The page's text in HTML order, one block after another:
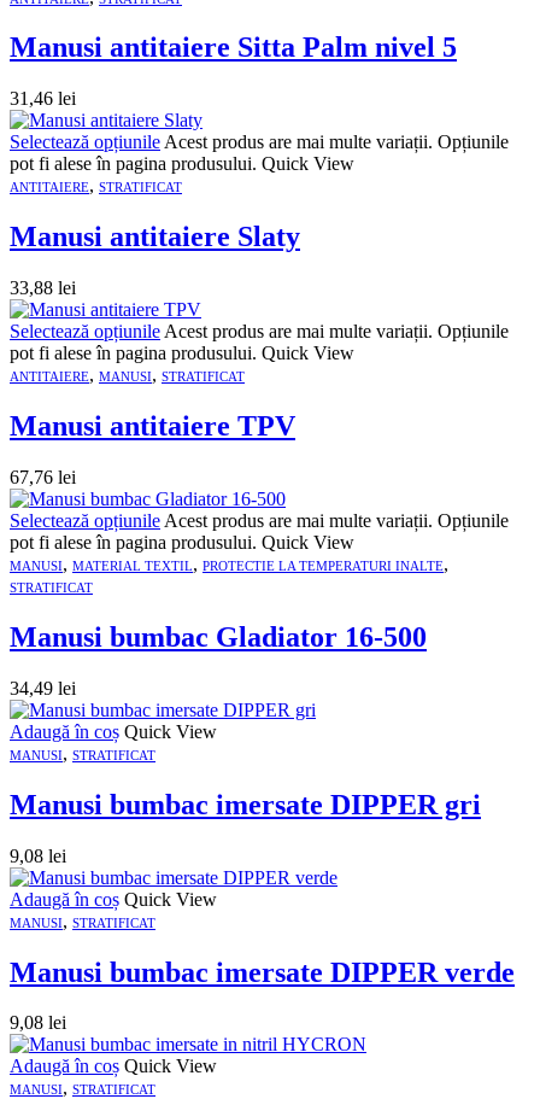
Manusi antitaiere Sitta Palm nivel 5
31,46 lei
Selectează opțiunile Acest produs are mai multe variații. Opțiunile
pot fi alese în pagina produsului. Quick View
ANTITAIERE, STRATIFICAT
Manusi antitaiere Slaty
33,88 lei
Selectează opțiunile Acest produs are mai multe variații. Opțiunile
pot fi alese în pagina produsului. Quick View
ANTITAIERE, MANUSI, STRATIFICAT
Manusi antitaiere TPV
67,76 lei
Selectează opțiunile Acest produs are mai multe variații. Opțiunile
pot fi alese în pagina produsului. Quick View
MANUSI, MATERIAL TEXTIL, PROTECTIE LA TEMPERATURI INALTE,
STRATIFICAT
Manusi bumbac Gladiator 16-500
34,49 lei
Adaugă în coș Quick View
MANUSI, STRATIFICAT
Manusi bumbac imersate DIPPER gri
9,08 lei
Adaugă în coș Quick View
MANUSI, STRATIFICAT
Manusi bumbac imersate DIPPER verde
9,08 lei
Adaugă în coș Quick View
MANUSI, STRATIFICAT